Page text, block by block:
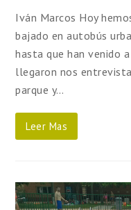
Iván Marcos Hoy
bajado en autobús
hasta que han venido
llegaron nos
parque y…
Leer Mas